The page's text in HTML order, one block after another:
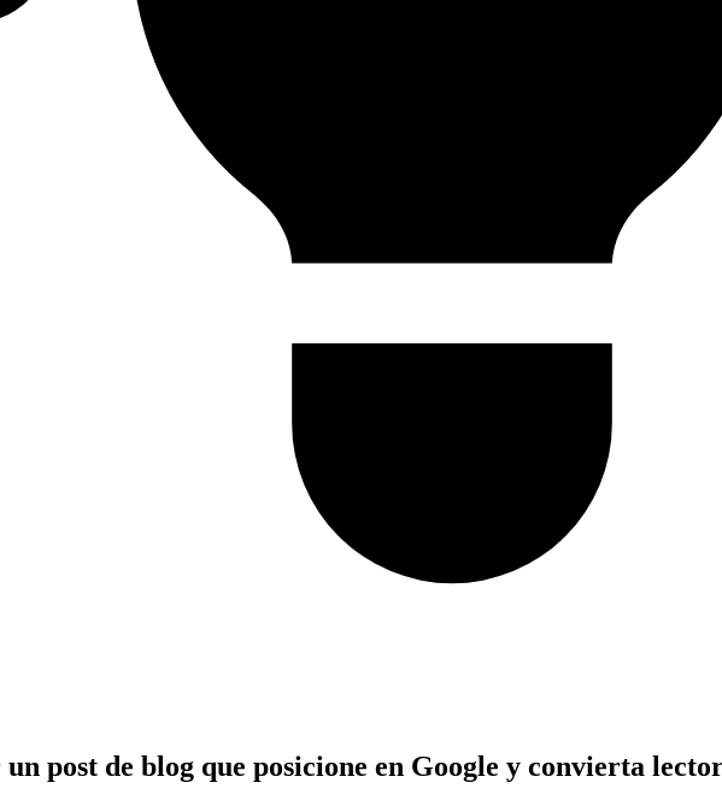
post de blog que posicione en Google y convierta